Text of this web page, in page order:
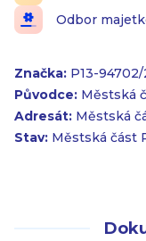
Odbor
Značka: P13-
Původce: Městská
Adresát: Městská
Stav: Městská část